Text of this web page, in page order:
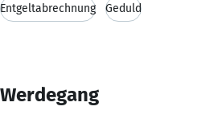
Entgeltabrechnung Geduld
Werdegang